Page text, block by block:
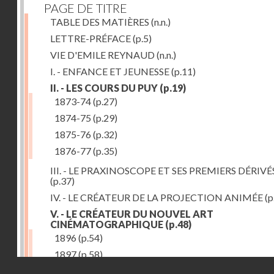
PAGE DE TITRE
TABLE DES MATIÈRES (n.n.)
LETTRE-PRÉFACE(p.5)
VIE D'EMILE REYNAUD (n.n.)
I. - ENFANCE ET JEUNESSE(p.11)
II. - LES COURS DU PUY (p.19)
1873-74(p.27)
1874-75 (p.29)
1875-76 (p.32)
1876-77(p.35)
III. - LE PRAXINOSCOPE ET SES PREMIERS
(p.37)
IV. - LE CRÉATEUR DE LA PROJECTION ANIMÉE
V. - LE CRÉATEUR DU NOUVEL ART
CINÉMATOGRAPHIQUE (p.48)
1896 (p.54)
1897(p.58)